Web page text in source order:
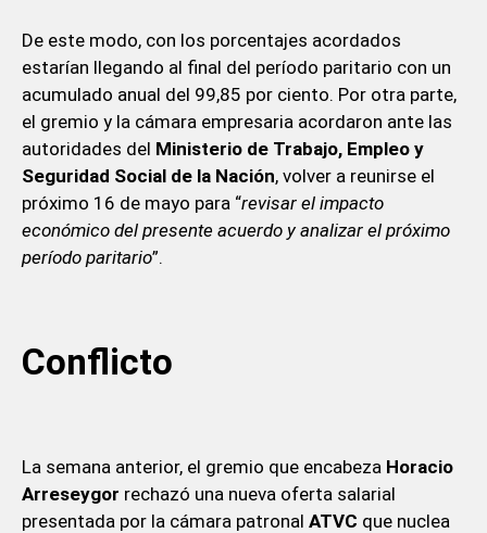
De este modo, con los porcentajes acordados
estarían llegando al final del período paritario con un
acumulado anual del 99,85 por ciento. Por otra parte,
el gremio y la cámara empresaria acordaron ante las
autoridades del Ministerio de Trabajo, Empleo y
Seguridad Social de la Nación, volver a reunirse el
próximo 16 de mayo para “revisar el impacto
económico del presente acuerdo y analizar el próximo
período paritario”.
Conflicto
La semana anterior, el gremio que encabeza Horacio
Arreseygor rechazó una nueva oferta salarial
presentada por la cámara patronal ATVC que nuclea